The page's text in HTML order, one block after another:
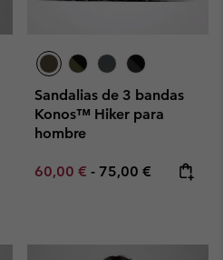
price:
price:
Sandalias de 3 bandas
Konos™ Hiker para
hombre
Minimum sale price:
60,00 € - Maximum price:
75,00 €